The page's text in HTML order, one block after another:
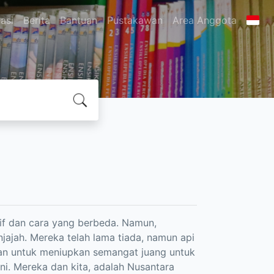
Berita Bantuan Pustakawan Area Anggota
dan cara yang berbeda. Namun,
Mereka telah lama tiada, namun api
untuk meniupkan semangat juang untuk
Mereka dan kita, adalah Nusantara